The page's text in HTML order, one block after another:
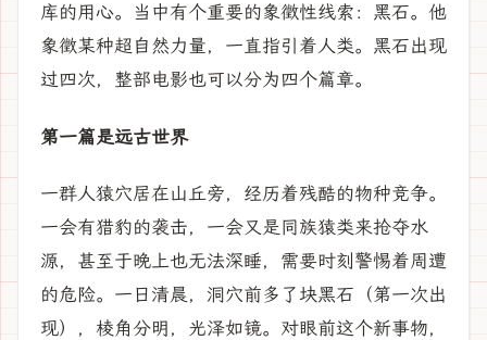
库的用心。当中有个重要的象徵性线索：黑石。他
象徵某种超自然力量，一直指引着人类。黑石出现
过四次，整部电影也可以分为四个篇章。
第一篇是远古世界
一群人猿穴居在山丘旁，经历着残酷的物种竞争。
一会有猎豹的袭击，一会又是同族猿类来抢夺水
源，甚至于晚上也无法深睡，需要时刻警惕着周遭
的危险。一日清晨，洞穴前多了块黑石（第一次出
现），棱角分明，光泽如镜。对眼前这个新事物，